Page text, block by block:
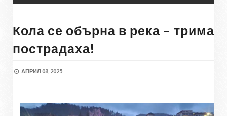
Кола се обърна в река – трима
пострадаха!
АПРИЛ 08, 2025